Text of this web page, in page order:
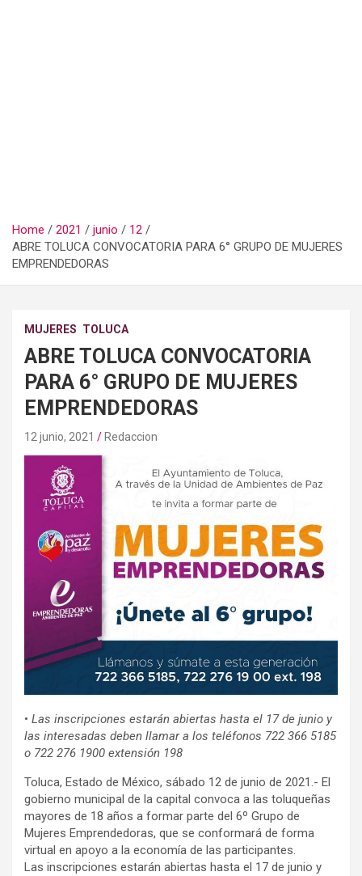
Home 2021 junio
12
ABRE TOLUCA CONVOCATORIA PARA 6° GRUPO DE MUJERES
EMPRENDEDORAS
MUJERES TOLUCA
ABRE TOLUCA CONVOCATORIA
PARA 6° GRUPO DE MUJERES
EMPRENDEDORAS
12 junio, 2021 Redaccion
• Las inscripciones estarán abiertas hasta el 17 de junio y
las interesadas deben llamar a los teléfonos 722 366 5185
o 722 276 1900 extensión 198
Toluca, Estado de México, sábado 12 de junio de 2021.- El
gobierno municipal de la capital convoca a las toluqueñas
mayores de 18 años a formar parte del 6º Grupo de
Mujeres Emprendedoras, que se conformará de forma
virtual en apoyo a la economía de las participantes.
Las inscripciones estarán abiertas hasta el 17 de junio y